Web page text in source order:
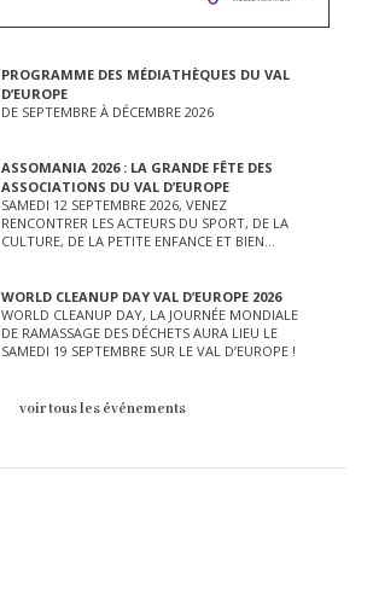
PROGRAMME DES MÉDIATHÈQUES DU VAL
D’EUROPE
DE SEPTEMBRE À DÉCEMBRE 2026
ASSOMANIA 2026 : LA GRANDE FÊTE DES
ASSOCIATIONS DU VAL D’EUROPE
SAMEDI 12 SEPTEMBRE 2026, VENEZ
RENCONTRER LES ACTEURS DU SPORT, DE LA
CULTURE, DE LA PETITE ENFANCE ET BIEN
WORLD CLEANUP DAY VAL D’EUROPE 2026
WORLD CLEANUP DAY, LA JOURNÉE MONDIALE
DE RAMASSAGE DES DÉCHETS AURA LIEU LE
SAMEDI 19 SEPTEMBRE SUR LE VAL D’EUROPE !
voir tous les événements